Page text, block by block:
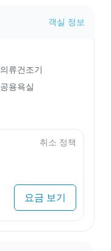
객실 정보
의류건조기
공용욕실
취소 정책
요금 보기